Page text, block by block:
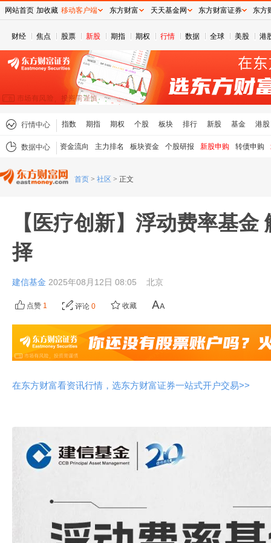
财经 焦点 股票 新股 期指 期权 行情 数据 全球 美股 港
行情中心 指数 期指 期权 个股 板块 排行 新股 基金 港股
数据中心 资金流向 主力排名 板块资金 个股研报 新股申购 转债申购
首页 > 社区 > 正文
【医疗创新】浮动费率基金
择
建信基金 2025年08月12日 08:05 北京
点赞 1 评论 0 收藏
在东方财富看资讯行情，选东方财富证券一站式开户交易>>
网站首页 加收藏 移动客户端 东方财富 天天基金网 东方财富证券 东方